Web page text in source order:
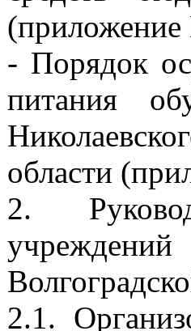
- Порядок
питания
области
2.
2.1.